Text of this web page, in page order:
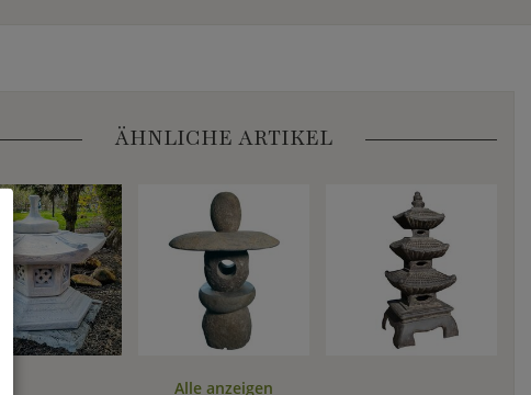
ÄHNLICHE ARTIKEL
Alle anzeigen